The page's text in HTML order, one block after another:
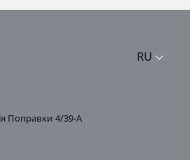
RU
Поправки 4/39-А